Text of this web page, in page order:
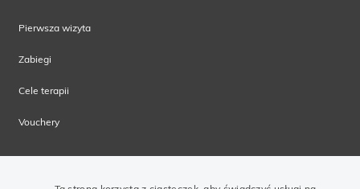
Pierwsza wizyta
Zabiegi
Cele terapii
Vouchery